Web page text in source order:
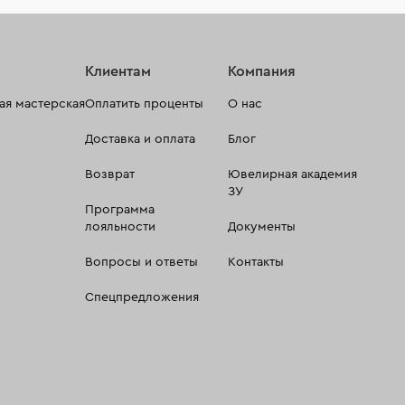
мастерская
Клиентам
Оплатить проценты
Доставка и оплата
Возврат
Программа
лояльности
Вопросы и ответы
Спецпредложения
Компания
О нас
Блог
Ювелирная академия
ЗУ
Документы
Контакты